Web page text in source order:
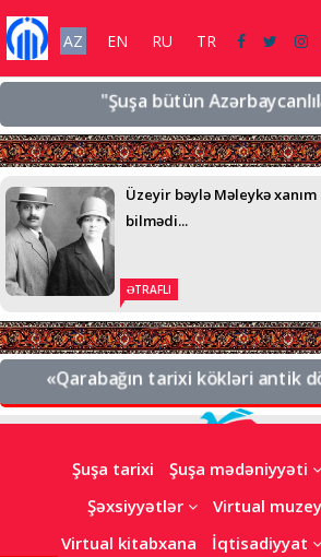
AZ EN RU TR
"Şuşa bütün
Üzeyir bəylə Məleykə
bilmədi...
ƏTRAFLI
«Qarabağın tarixi kökləri antik
Şuşa tarixi
Şuşa mədəniyyəti
Şəxsiyyətlər
Virtual muzey
Virtual kitabxana
İqtisadiyyat